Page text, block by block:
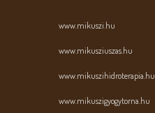
www.mikuszi.hu
www.mikusziuszas.hu
www.mikuszihidroterapia.hu
www.mikuszigyogytorna.hu